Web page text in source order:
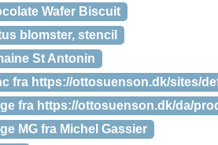
Wafer Biscuit
blomster, stencil
St Antonin
fra https://ottosuenson.dk/sites/
fra https://ottosuenson.dk/da/
MG fra Michel Gassier